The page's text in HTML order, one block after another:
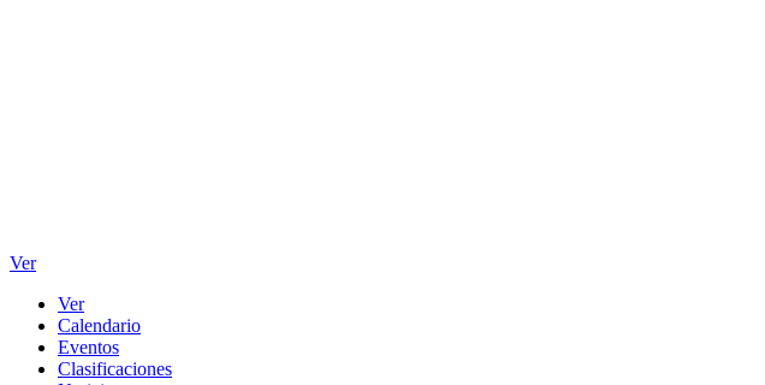
Ver
Ver
Calendario
Eventos
Clasificaciones